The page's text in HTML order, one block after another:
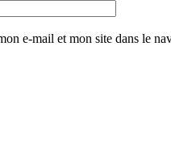
e-mail et mon site dans le